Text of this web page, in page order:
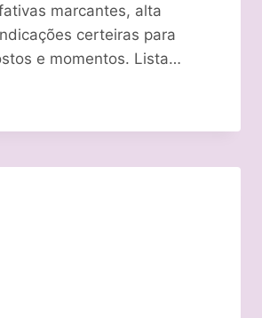
marcantes, alta
certeiras para
e momentos. Lista…